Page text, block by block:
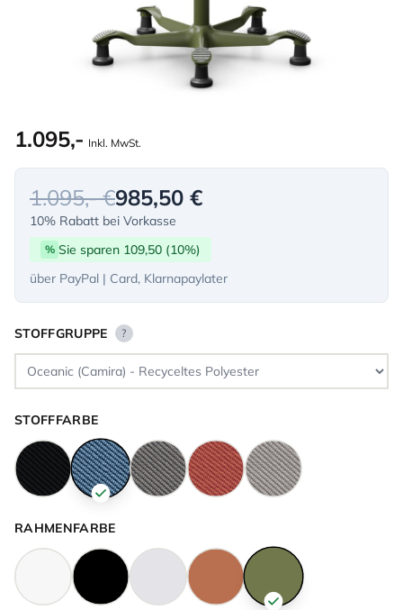
1.095,- Inkl. MwSt.
1.095,- €985,50 €
10% Rabatt bei Vorkasse
% Sie sparen 109,50 (10%)
über PayPal | Card, Klarnapaylater
STOFFGRUPPE ?
STOFFFARBE
RAHMENFARBE